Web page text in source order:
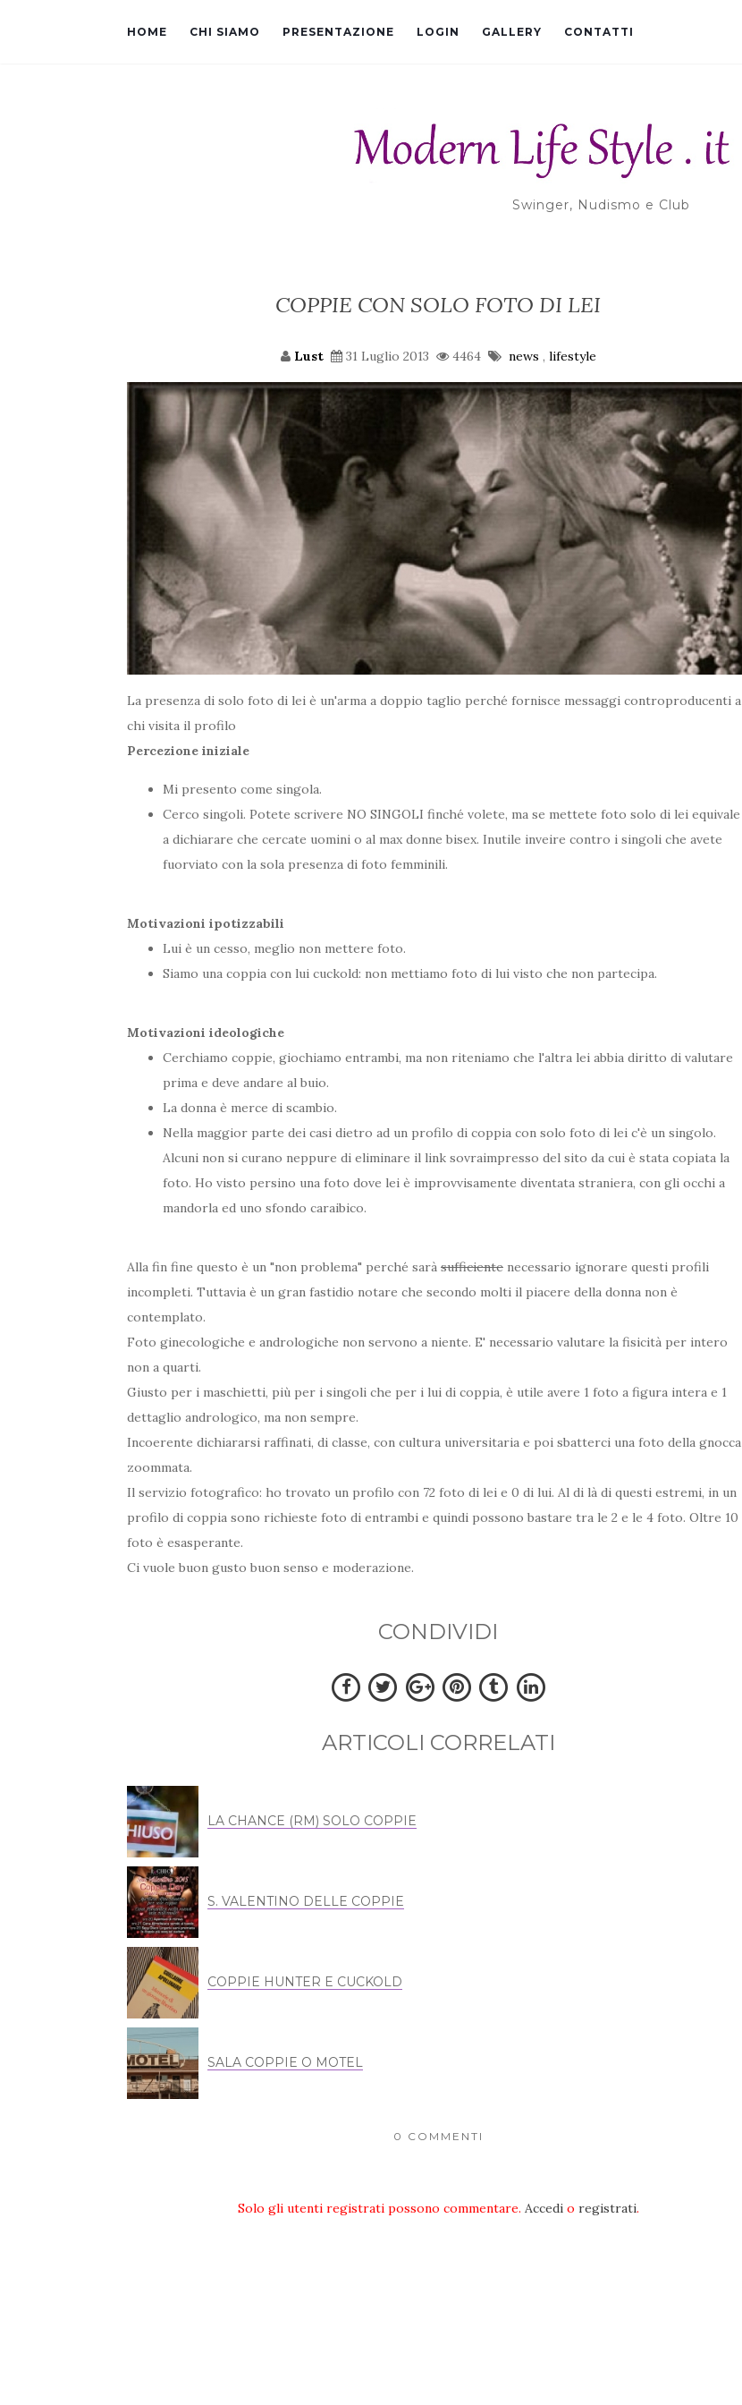
HOME CHI SIAMO PRESENTAZIONE LOGIN GALLERY CONTATTI
Swinger, Nudismo e Club
COPPIE CON SOLO FOTO DI LEI
Lust 31 Luglio 2013 4464 news , lifestyle
La presenza di solo foto di lei è un'arma a doppio taglio perché fornisce messaggi controproducenti a
chi visita il profilo
Percezione iniziale
Mi presento come singola.
Cerco singoli. Potete scrivere NO SINGOLI finché volete, ma se mettete foto solo di lei equivale
a dichiarare che cercate uomini o al max donne bisex. Inutile inveire contro i singoli che avete
fuorviato con la sola presenza di foto femminili.
Motivazioni ipotizzabili
Lui è un cesso, meglio non mettere foto.
Siamo una coppia con lui cuckold: non mettiamo foto di lui visto che non partecipa.
Motivazioni ideologiche
Cerchiamo coppie, giochiamo entrambi, ma non riteniamo che l'altra lei abbia diritto di valutare
prima e deve andare al buio.
La donna è merce di scambio.
Nella maggior parte dei casi dietro ad un profilo di coppia con solo foto di lei c'è un singolo.
Alcuni non si curano neppure di eliminare il link sovraimpresso del sito da cui è stata copiata la
foto. Ho visto persino una foto dove lei è improvvisamente diventata straniera, con gli occhi a
mandorla ed uno sfondo caraibico.
Alla fin fine questo è un "non problema" perché sarà sufficiente necessario ignorare questi profili
incompleti. Tuttavia è un gran fastidio notare che secondo molti il piacere della donna non è
contemplato.
Foto ginecologiche e andrologiche non servono a niente. E' necessario valutare la fisicità per intero
non a quarti.
Giusto per i maschietti, più per i singoli che per i lui di coppia, è utile avere 1 foto a figura intera e 1
dettaglio andrologico, ma non sempre.
Incoerente dichiararsi raffinati, di classe, con cultura universitaria e poi sbatterci una foto della gnocca
zoommata.
Il servizio fotografico: ho trovato un profilo con 72 foto di lei e 0 di lui. Al di là di questi estremi, in un
profilo di coppia sono richieste foto di entrambi e quindi possono bastare tra le 2 e le 4 foto. Oltre 10
foto è esasperante.
Ci vuole buon gusto buon senso e moderazione.
CONDIVIDI
ARTICOLI CORRELATI
LA CHANCE (RM) SOLO COPPIE
S. VALENTINO DELLE COPPIE
COPPIE HUNTER E CUCKOLD
SALA COPPIE O MOTEL
0 COMMENTI
Solo gli utenti registrati possono commentare. Accedio registrati.